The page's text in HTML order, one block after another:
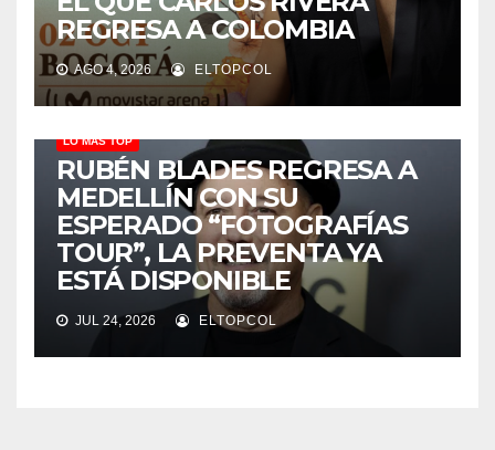
REGRESA A COLOMBIA
AGO 4, 2026 ELTOPCOL
LO MÁS TOP
RUBÉN BLADES REGRESA A
MEDELLÍN CON SU
ESPERADO “FOTOGRAFÍAS
TOUR”, LA PREVENTA YA
ESTÁ DISPONIBLE
JUL 24, 2026 ELTOPCOL